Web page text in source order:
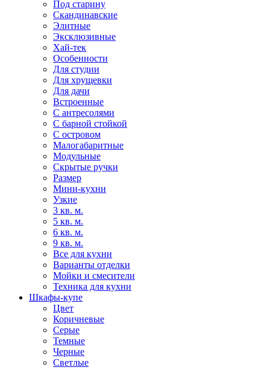
Под старину
Скандинавские
Элитные
Эксклюзивные
Хай-тек
Особенности
Для студии
Для хрущевки
Для дачи
Встроенные
С антресолями
С барной стойкой
С островом
Малогабаритные
Модульные
Скрытые ручки
Размер
Мини-кухни
Узкие
3 кв. м.
5 кв. м.
6 кв. м.
9 кв. м.
Все для кухни
Варианты отделки
Мойки и смесители
Техника для кухни
Шкафы-купе
Цвет
Коричневые
Серые
Темные
Черные
Светлые